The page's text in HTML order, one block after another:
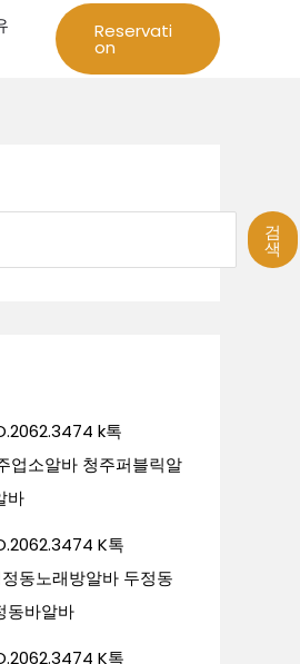
Reservati
on
검
색
k톡
소알바 청주퍼블릭알
바
K톡
동노래방알바 두정동
동바알바
K톡